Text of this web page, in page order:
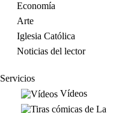
Economía
Arte
Iglesia Católica
Noticias del lector
Servicios
Vídeos